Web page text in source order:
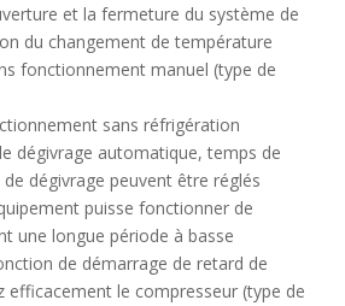
et la fermeture du système de
du changement de température
fonctionnement manuel (type de
sans réfrigération
dégivrage automatique, temps de
dégivrage peuvent être réglés
puisse fonctionner de
une longue période à basse
de démarrage de retard de
le compresseur (type de